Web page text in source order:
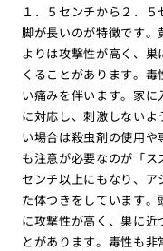
１．５センチから２．５
脚が長いのが特徴です
よりは攻撃性が高く、
くることがあります。
い痛みを伴います。家
に対応し、刺激しない
い場合は殺虫剤の使用
も注意が必要なのが「
センチ以上にもなり、ア
た体つきをしています
に攻撃性が高く、巣に
とがあります。毒性も